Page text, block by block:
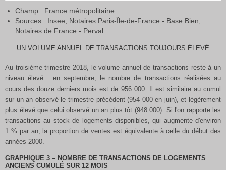
Champ : France métropolitaine
Sources : Insee, Notaires Paris-Île-de-France - Base Bien,
Notaires de France - Perval
UN VOLUME ANNUEL DE TRANSACTIONS TOUJOURS ÉLEVÉ
Au troisième trimestre 2018, le volume annuel de transactions reste à un
niveau élevé : en septembre, le nombre de transactions réalisées au
cours des douze derniers mois est de 956 000. Il est similaire au cumul
sur un an observé le trimestre précédent (954 000 en juin), et légèrement
plus élevé que celui observé un an plus tôt (948 000). Si l'on rapporte les
transactions au stock de logements disponibles, qui augmente d'environ
1 % par an, la proportion de ventes est équivalente à celle du début des
années 2000.
GRAPHIQUE 3 – NOMBRE DE TRANSACTIONS DE LOGEMENTS
ANCIENS CUMULÉ SUR 12 MOIS